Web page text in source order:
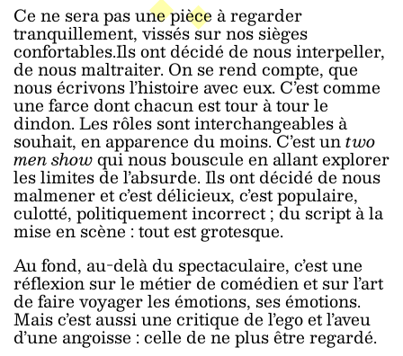
Ce ne sera pas une pièce à regarder
tranquillement, vissés sur nos sièges
confortables.Ils ont décidé de nous interpeller,
de nous maltraiter. On se rend compte, que
nous écrivons l’histoire avec eux. C’est comme
une farce dont chacun est tour à tour le
dindon. Les rôles sont interchangeables à
souhait, en apparence du moins. C’est untwo
menshowqui nous bouscule en allant explorer
les limites de l’absurde. Ils ont décidé de nous
malmener et c’est délicieux, c’est populaire,
culotté, politiquement incorrect ; du script à la
mise en scène : tout est grotesque.
Au fond, au-delà du spectaculaire, c’est une
réflexion sur le métier de comédien et sur l’art
de faire voyager les émotions, ses émotions.
Mais c’est aussi une critique de l’ego et l’aveu
d’une angoisse : celle de ne plus être regardé.